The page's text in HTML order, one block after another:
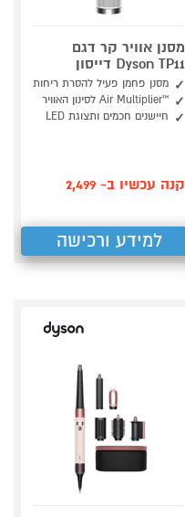
מסנן אוויר קר דגם
Dyson TP11 דייסון
מסנן פחמן פעיל להסרת ריחות
™Air Multiplier לסינון האוויר
חיישנים חכמים ותצוגת LED
קנה עכשיו ב- 2,499
למידע ורכישה